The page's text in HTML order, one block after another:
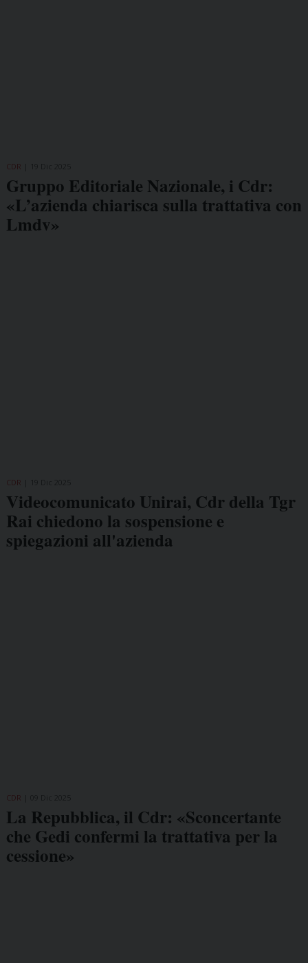
CDR
Gruppo Editoriale Nazionale, i Cdr:
«L’azienda chiarisca sulla trattativa con
Lmdv»
CDR
Videocomunicato Unirai, Cdr della Tgr
Rai chiedono la sospensione e
spiegazioni all'azienda
CDR
La Repubblica, il Cdr: «Sconcertante
che Gedi confermi la trattativa per la
cessione»